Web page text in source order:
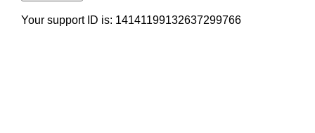
Your support ID is: 14141199132637299766